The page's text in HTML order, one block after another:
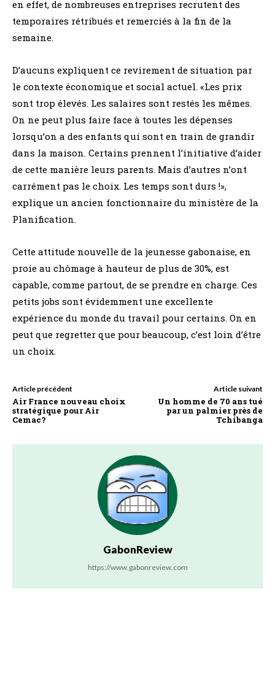
en effet, de nombreuses entreprises recrutent des
temporaires rétribués et remerciés à la fin de la
semaine.
D’aucuns expliquent ce revirement de situation par
le contexte économique et social actuel. «Les prix
sont trop élevés. Les salaires sont restés les mêmes.
On ne peut plus faire face à toutes les dépenses
lorsqu’on a des enfants qui sont en train de grandir
dans la maison. Certains prennent l’initiative d’aider
de cette manière leurs parents. Mais d’autres n’ont
carrément pas le choix. Les temps sont durs !»,
explique un ancien fonctionnaire du ministère de la
Planification.
Cette attitude nouvelle de la jeunesse gabonaise, en
proie au chômage à hauteur de plus de 30%, est
capable, comme partout, de se prendre en charge. Ces
petits jobs sont évidemment une excellente
expérience du monde du travail pour certains. On en
peut que regretter que pour beaucoup, c’est loin d’être
un choix.
Article précédent
Air France nouveau choix
stratégique pour Air
Cemac?
Article suivant
Un homme de 70 ans tué
par un palmier près de
Tchibanga
GabonReview
https://www.gabonreview.com